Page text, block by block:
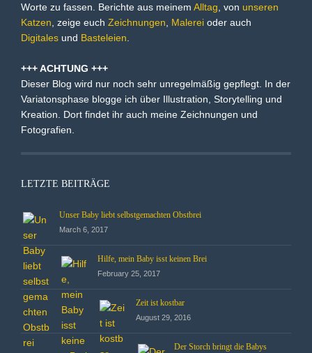
Worte zu fassen. Berichte aus meinem Alltag , von unseren
Katzen , zeige euch Zeichnungen Malerei oder auch
Digitales und Basteleien
+++ ACHTUNG +++
Dieser Blog wird nur noch sehr unregelmäßig gepflegt. In der
Variatonsphase blogge ich über Illustration, Storytelling und
Kreation. Dort findet ihr auch meine Zeichnungen und
Fotografien.
LETZTE BEITRÄGE
Unser Baby liebt selbstgemachten Obstbrei
March 6, 2017
Hilfe, mein Baby isst keinen Brei
February 25, 2017
Zeit ist kostbar
August 29, 2016
Der Storch bringt die Babys